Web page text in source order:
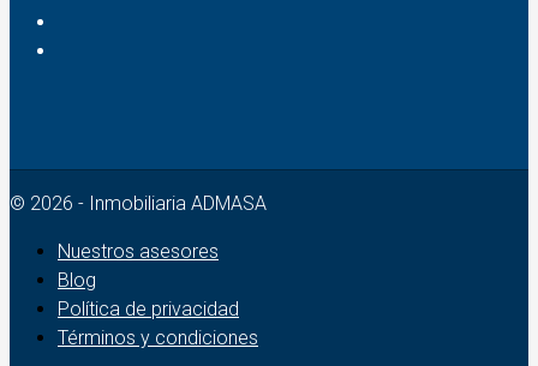
© 2026 - Inmobiliaria ADMASA
Nuestros asesores
Blog
Política de privacidad
Términos y condiciones